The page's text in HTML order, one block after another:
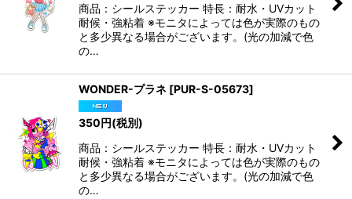
商品：シールステッカー 特長：耐水・UVカット
耐候・強粘着 ※モニタによっては色が実際のもの
と多少異なる場合がございます。(光の加減で色
の…
WONDER-プラネ [PUR-S-05673]
350円(税別)
商品：シールステッカー 特長：耐水・UVカット
耐候・強粘着 ※モニタによっては色が実際のもの
と多少異なる場合がございます。(光の加減で色
の…